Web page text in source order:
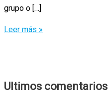
grupo o […]
El
Peleas
Leer más »
Ultimos comentarios